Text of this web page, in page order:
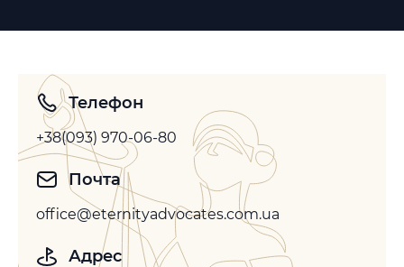
Телефон
+38(093) 970-06-80
Почта
office@eternityadvocates.com.ua
Адрес